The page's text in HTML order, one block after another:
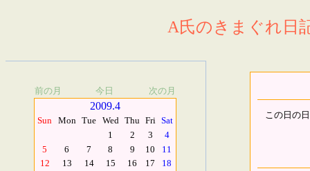
A氏のきまぐれ日
前の月 今日 次の月
2009.4
Sun Mon Tue Wed Thu Fri Sat
1
2 3
4
5
6 7 8 9 10
11
12
13 14 15 16 17
18
この日の